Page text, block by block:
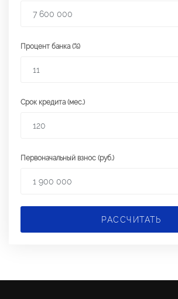
Процент банка (%)
Срок кредита (мес.)
Первоначальный взнос (руб.)
РАССЧИТАТЬ